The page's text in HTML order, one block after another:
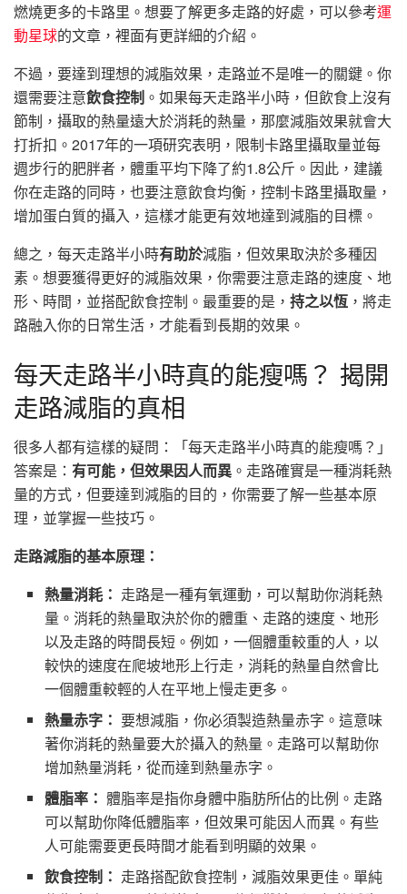
燃燒更多的卡路里。想要了解更多走路的好處，可以參考運
動星球的文章，裡面有更詳細的介紹。
不過，要達到理想的減脂效果，走路並不是唯一的關鍵。你
還需要注意飲食控制 。如果每天走路半小時，但飲食上沒有
節制，攝取的熱量遠大於消耗的熱量，那麼減脂效果就會大
打折扣。2017年的一項研究表明，限制卡路里攝取量並每
週步行的肥胖者，體重平均下降了約1.8公斤。因此，建議
你在走路的同時，也要注意飲食均衡，控制卡路里攝取量，
增加蛋白質的攝入，這樣才能更有效地達到減脂的目標。
總之，每天走路半小時有助於減脂，但效果取決於多種因
素。想要獲得更好的減脂效果，你需要注意走路的速度、地
形、時間，並搭配飲食控制。最重要的是， 持之以恆 ，將走
路融入你的日常生活，才能看到長期的效果。
每天走路半小時真的能瘦嗎？ 揭開
走路減脂的真相
很多人都有這樣的疑問：「每天走路半小時真的能瘦嗎？」
答案是： 有可能，但效果因人而異 。走路確實是一種消耗熱
量的方式，但要達到減脂的目的，你需要了解一些基本原
理，並掌握一些技巧。
走路減脂的基本原理：
熱量消耗： 走路是一種有氧運動，可以幫助你消耗熱
量。消耗的熱量取決於你的體重、走路的速度、地形
以及走路的時間長短。例如，一個體重較重的人，以
較快的速度在爬坡地形上行走，消耗的熱量自然會比
一個體重較輕的人在平地上慢走更多。
熱量赤字： 要想減脂，你必須製造熱量赤字。這意味
著你消耗的熱量要大於攝入的熱量。走路可以幫助你
增加熱量消耗，從而達到熱量赤字。
體脂率： 體脂率是指你身體中脂肪所佔的比例。走路
可以幫助你降低體脂率，但效果可能因人而異。有些
人可能需要更長時間才能看到明顯的效果。
飲食控制： 走路搭配飲食控制，減脂效果更佳。單純